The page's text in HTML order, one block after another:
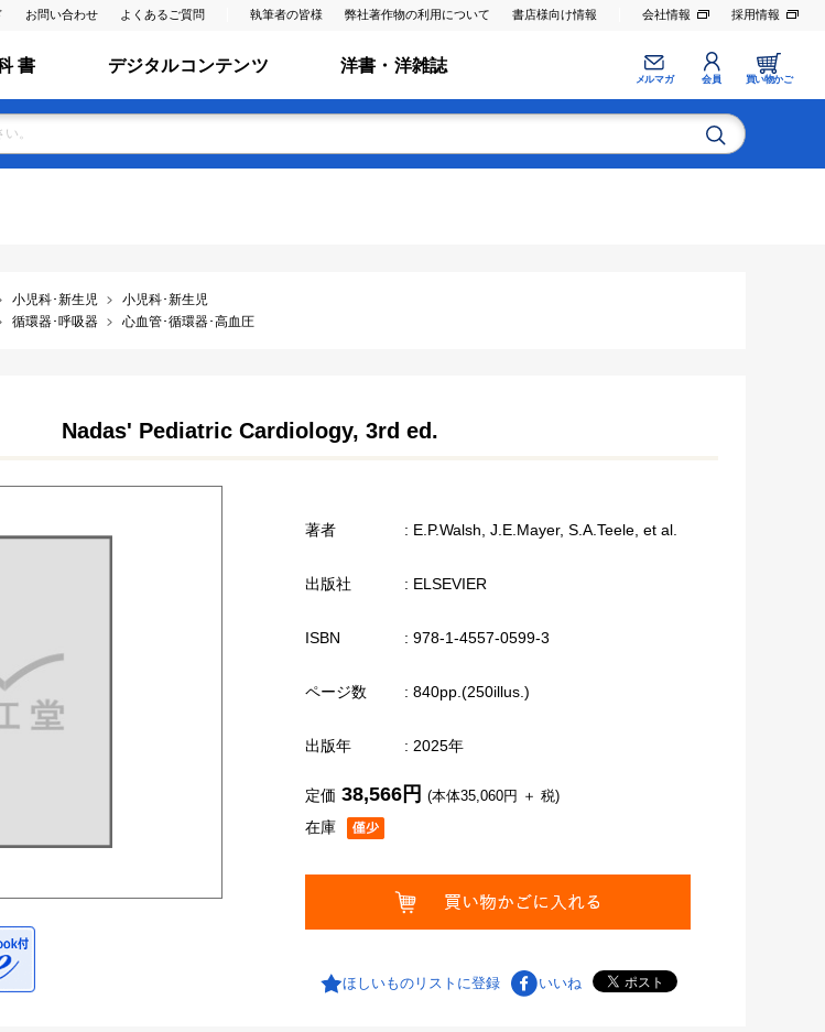
お問い合わせ よくあるご質問 執筆者の皆様 弊社著作物の利用について 書店様向け情報 会社情報 採用情報
書 デジタルコンテンツ 洋書・洋雑誌
メルマガ 会員 買い物かご
小児科･新生児
小児科･新生児
循環器･呼吸器 心血管･循環器･高血圧
Nadas' Pediatric Cardiology, 3rd ed.
著者 : E.P.Walsh, J.E.Mayer, S.A.Teele, et al.
出版社 : ELSEVIER
ISBN : 978-1-4557-0599-3
ページ数 : 840pp.(250illus.)
出版年 : 2025年
在庫
定価 38,566円 (本体35,060円 ＋ 税)
ほしいものリストに登録 いいね